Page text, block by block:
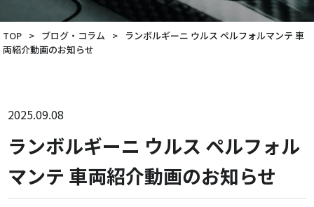
TOP > ブログ・コラム > ランボルギーニ ウルス ペルフォルマンテ 車
両紹介動画のお知らせ
2025.09.08
ランボルギーニ ウルス ペルフォル
マンテ 車両紹介動画のお知らせ